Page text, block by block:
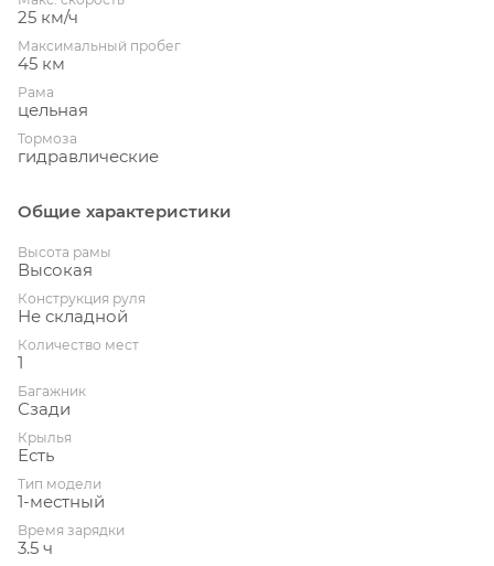
25 км/ч
Максимальный пробег
45 км
Рама
цельная
Тормоза
гидравлические
Общие характеристики
Высота рамы
Высокая
Конструкция руля
Не складной
Количество мест
1
Багажник
Сзади
Крылья
Есть
Тип модели
1-местный
Время зарядки
3.5 ч